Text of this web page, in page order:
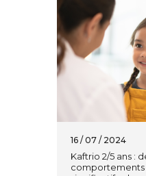
16 / 07 / 2024
Kaftrio 2/5 ans :
comportements